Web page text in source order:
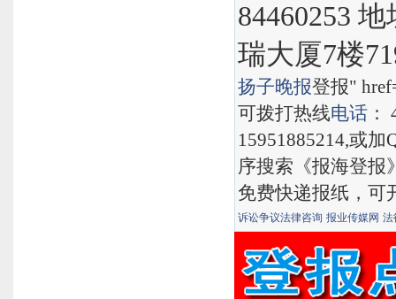
84460253
瑞大厦7楼
扬子晚报登报"
可拨打热线电话
15951885214,或
序搜索《报海登报
免费快递报纸，可
诉讼争议法律咨询 报业传媒网 法